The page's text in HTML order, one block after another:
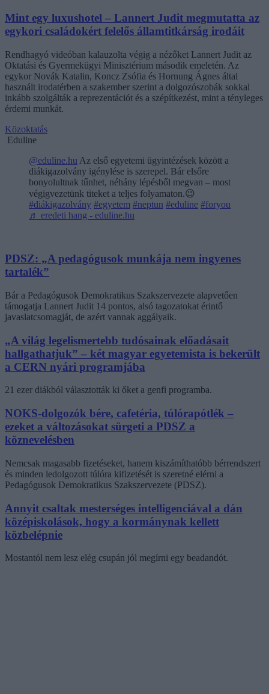
Mint egy luxushotel – Lannert Judit megmutatta az
egykori családokért felelős államtitkárság irodáit
Rendhagyó videóban kalauzolta végig a nézőket Lannert Judit az
Oktatási és Gyermekügyi Minisztérium második emeletén. Az
egykor Novák Katalin, Koncz Zsófia és Hornung Ágnes által
használt irodatérben a szakember szerint a dolgozószobák sokkal
inkább szolgálták a reprezentációt és a szépítkezést, mint a tényleges
érdemi munkát.
Közoktatás
Eduline
@eduline.hu Az első egyetemi ügyintézések között a
diákigazolvány igénylése is szerepel. Bár elsőre
bonyolultnak tűnhet, néhány lépésből megvan – most
végigvezetünk titeket a teljes folyamaton.😉
#diákigazolvány #egyetem #neptun #eduline #foryou
♬ eredeti hang - eduline.hu
PDSZ: „A pedagógusok munkája nem ingyenes
tartalék”
Bár a Pedagógusok Demokratikus Szakszervezete alapvetően
támogatja Lannert Judit 14 pontos, alsó tagozatokat érintő
javaslatcsomagját, de azért vannak aggályaik.
„A világ legelismertebb tudósainak előadásait
hallgathatjuk” – két magyar egyetemista is bekerült
a CERN nyári programjába
21 ezer diákból választották ki őket a genfi programba.
NOKS-dolgozók bére, cafetéria, túlórapótlék –
ezeket a változásokat sürgeti a PDSZ a
köznevelésben
Nemcsak magasabb fizetéseket, hanem kiszámíthatóbb bérrendszert
és minden ledolgozott túlóra kifizetését is szeretné elérni a
Pedagógusok Demokratikus Szakszervezete (PDSZ).
Annyit csaltak mesterséges intelligenciával a dán
középiskolások, hogy a kormánynak kellett
közbelépnie
Mostantól nem lesz elég csupán jól megírni egy beadandót.